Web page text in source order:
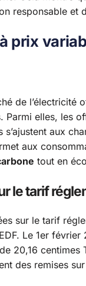
responsable et
prix
de l’électricité
Parmi elles, les
s’ajustent aux
aux
tout en
le tarif
sur le tarif
Le 1er
20,16 centimes
des remises